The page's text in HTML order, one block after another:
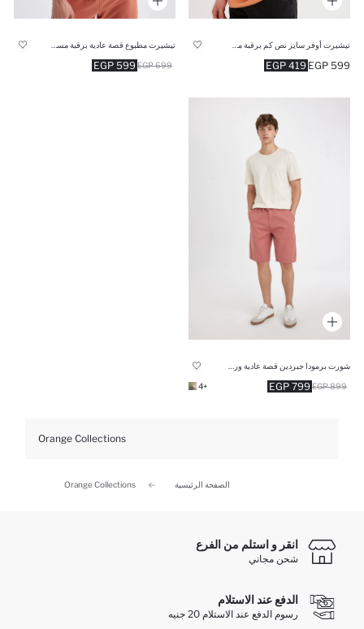
419 EGP 599 EGP
599 EGP 699 EGP
799 EGP 899 EGP
+4
Orange Collections
الصفحة الرئيسية Orange Collections
انقر و استلم من الفرع
شحن مجاني
الدفع عند الاستلام
رسوم الدفع عند الاستلام 20 جنيه